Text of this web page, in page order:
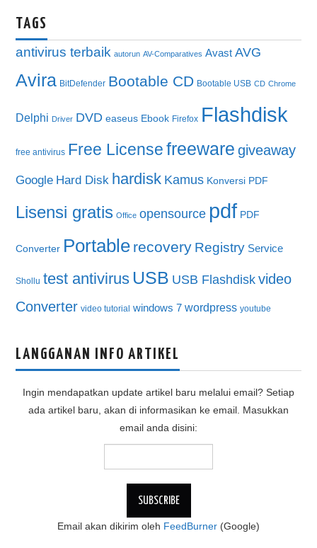
TAGS
antivirus terbaik autorun AV-Comparatives Avast AVG
Avira BitDefender Bootable CD Bootable USB CD Chrome
Delphi Driver DVD easeus Ebook Firefox Flashdisk
free antivirus Free License freeware giveaway
Google Hard Disk hardisk Kamus Konversi PDF
Lisensi gratis Office opensource pdf PDF
Converter Portable recovery Registry Service
Shollu test antivirus USB USB Flashdisk video
Converter video tutorial windows 7 wordpress youtube
LANGGANAN INFO ARTIKEL
Ingin mendapatkan update artikel baru melalui email? Setiap
ada artikel baru, akan di informasikan ke email. Masukkan
email anda disini:
Email akan dikirim oleh FeedBurner (Google)